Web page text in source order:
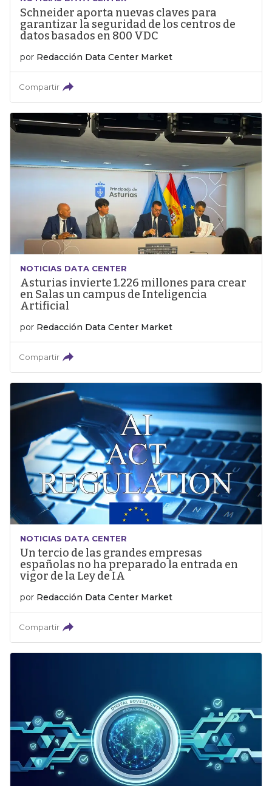
Schneider aporta nuevas claves para
garantizar la seguridad de los centros de
datos basados en 800 VDC
por Redacción Data Center Market
Compartir
NOTICIAS DATA CENTER
Asturias invierte 1.226 millones para crear
en Salas un campus de Inteligencia
Artificial
por Redacción Data Center Market
Compartir
NOTICIAS DATA CENTER
Un tercio de las grandes empresas
españolas no ha preparado la entrada en
vigor de la Ley de IA
por Redacción Data Center Market
Compartir